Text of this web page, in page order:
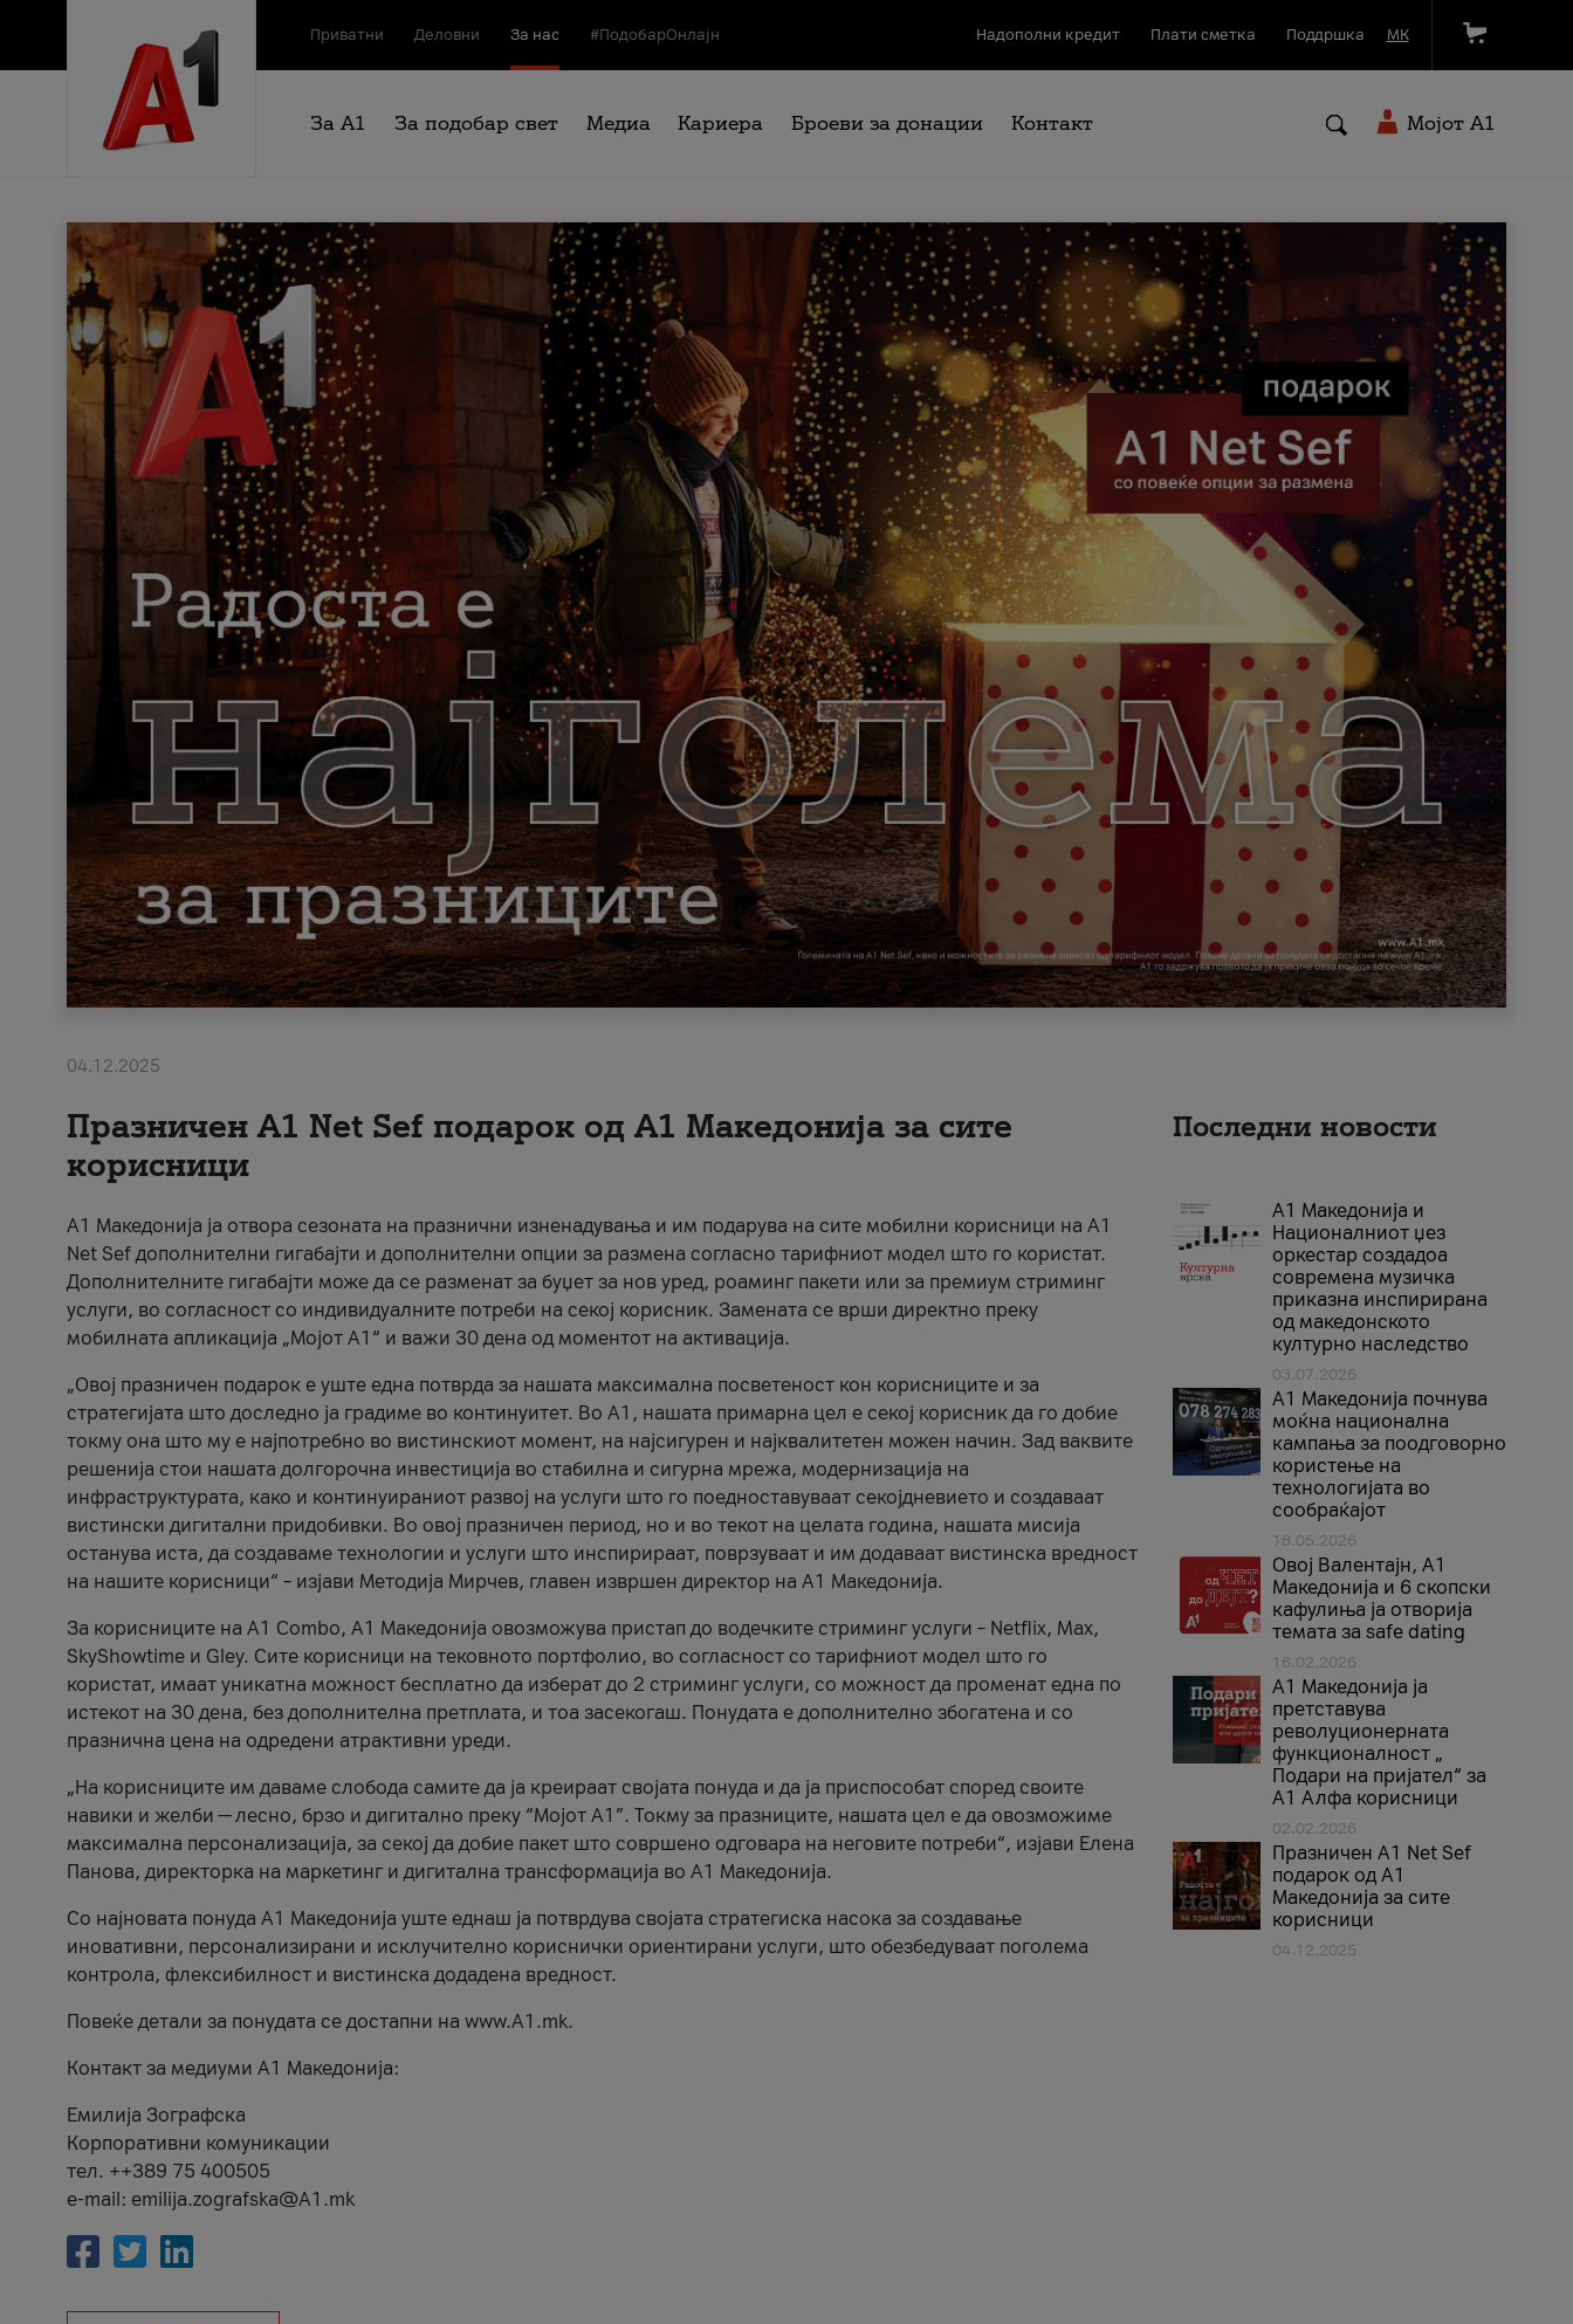
Приватни Деловни За нас #ПодобарОнлајн Надополни кредит Плати сметка Поддршка МК
За А1 За подобар свет Медиа Кариера Броеви за донации Контакт Мојот A1
04.12.2025
Празничен A1 Net Sеf подарок од А1 Македонија за сите
корисници
А1 Македонија ја отвора сезоната на празнични изненадувања и им подарува на сите мобилни корисници на A1
Net Sef дополнителни гигабајти и дополнителни опции за размена согласно тарифниот модел што го користат.
Дополнителните гигабајти може да се разменат за буџет за нов уред, роаминг пакети или за премиум стриминг
услуги, во согласност со индивидуалните потреби на секој корисник. Замената се врши директно преку
мобилната апликација „Мојот А1“ и важи 30 дена од моментот на активација.
„Овој празничен подарок е уште една потврда за нашата максимална посветеност кон корисниците и за
стратегијата што доследно ја градиме во континуитет. Во А1, нашата примарна цел е секој корисник да го добие
токму она што му е најпотребно во вистинскиот момент, на најсигурен и најквалитетен можен начин. Зад ваквите
решенија стои нашата долгорочна инвестиција во стабилна и сигурна мрежа, модернизација на
инфраструктурата, како и континуираниот развој на услуги што го поедноставуваат секојдневието и создаваат
вистински дигитални придобивки. Во овој празничен период, но и во текот на целата година, нашата мисија
останува иста, да создаваме технологии и услуги што инспирираат, поврзуваат и им додаваат вистинска вредност
на нашите корисници“ – изјави Методија Мирчев, главен извршен директор на А1 Македонија.
За корисниците на A1 Combo, А1 Македонија овозможува пристап до водечките стриминг услуги – Netflix, Max,
SkyShowtime и Gley. Сите корисници на тековното портфолио, во согласност со тарифниот модел што го
користат, имаат уникатна можност бесплатно да изберат до 2 стриминг услуги, со можност да променат една по
истекот на 30 дена, без дополнителна претплата, и тоа засекогаш. Понудата е дополнително збогатена и со
празнична цена на одредени атрактивни уреди.
„На корисниците им даваме слобода самите да ја креираат својата понуда и да ја приспособат според своите
навики и желби — лесно, брзо и дигитално преку “Мојот А1”. Токму за празниците, нашата цел е да овозможиме
максимална персонализација, за секој да добие пакет што совршено одговара на неговите потреби“, изјави Елена
Панова, директорка на маркетинг и дигитална трансформација во А1 Македонија.
Со најновата понуда А1 Македонија уште еднаш ја потврдува својата стратегиска насока за создавање
иновативни, персонализирани и исклучително кориснички ориентирани услуги, што обезбедуваат поголема
контрола, флексибилност и вистинска додадена вредност.
Повеќе детали за понудата се достапни на www.А1.mk.
Контакт за медиуми А1 Македонија:
Емилија Зографска
Корпоративни комуникации
тел. ++389 75 400505
e-mail: emilija.zografska@A1.mk
Последни новости
А1 Македонија и
Националниот џез
оркестар создадоа
современа музичка
приказна инспирирана
од македонското
културно наследство
03.07.2026
A1 Македонија почнува
моќна национална
кампања за поодговорно
користење на
технологијата во
сообраќајот
18.05.2026
Овој Валентајн, A1
Македонија и 6 скопски
кафулиња ја отворија
темата за safe dating
16.02.2026
А1 Македонија ја
претставува
револуционерната
функционалност „
Подари на пријател“ за
А1 Алфа корисници
02.02.2026
Празничен A1 Net Sеf
подарок од А1
Македонија за сите
корисници
04.12.2025